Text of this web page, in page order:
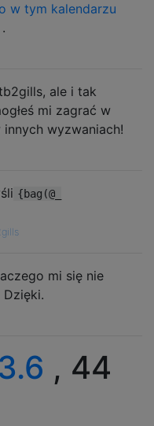
w tym kalendarzu
.
ale i tak
mi zagrać w
wyzwaniach!
{bag(@_
mi się nie
Dzięki.
, 44